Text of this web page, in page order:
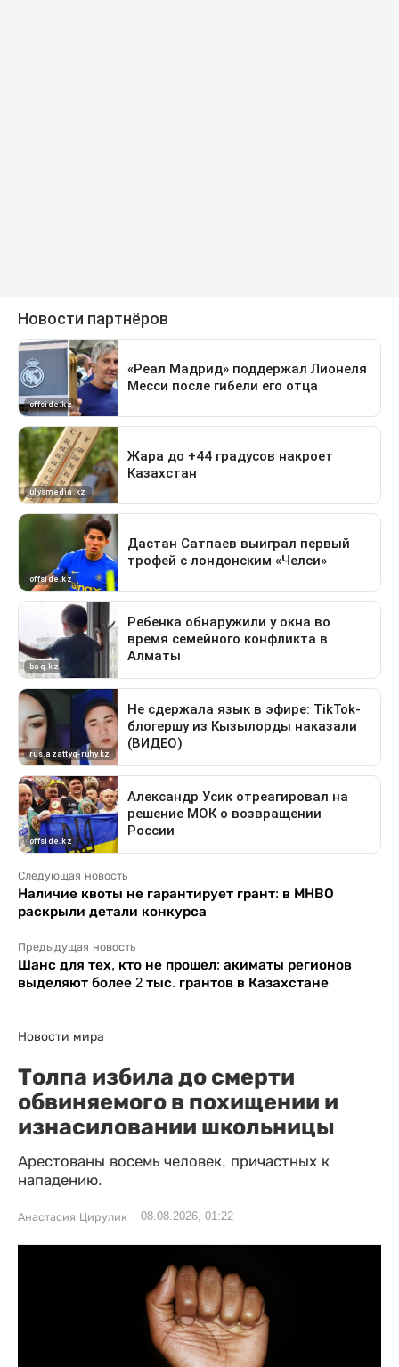
Следующая новость
Наличие квоты не гарантирует грант: в МНВО
раскрыли детали конкурса
Предыдущая новость
Шанс для тех, кто не прошел: акиматы регионов
выделяют более 2 тыс. грантов в Казахстане
Новости мира
Толпа избила до смерти
обвиняемого в похищении и
изнасиловании школьницы
Арестованы восемь человек, причастных к
нападению.
Анастасия Цирулик 08.08.2026, 01:22